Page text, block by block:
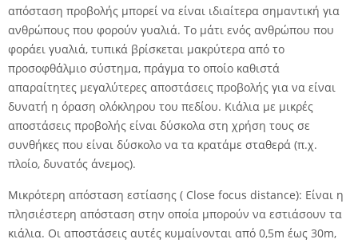
απόσταση προβολής μπορεί να είναι ιδιαίτερα σημαντική για
ανθρώπους που φορούν γυαλιά. Το μάτι ενός ανθρώπου που
φοράει γυαλιά, τυπικά βρίσκεται μακρύτερα από το
προσοφθάλμιο σύστημα, πράγμα το οποίο καθιστά
απαραίτητες μεγαλύτερες αποστάσεις προβολής για να είναι
δυνατή η όραση ολόκληρου του πεδίου. Κιάλια με μικρές
αποστάσεις προβολής είναι δύσκολα στη χρήση τους σε
συνθήκες που είναι δύσκολο να τα κρατάμε σταθερά (π.χ.
πλοίο, δυνατός άνεμος).
Μικρότερη απόσταση εστίασης ( Close focus distance): Είναι η
πλησιέστερη απόσταση στην οποία μπορούν να εστιάσουν τα
κιάλια. Οι αποστάσεις αυτές κυμαίνονται από 0,5m έως 30m,